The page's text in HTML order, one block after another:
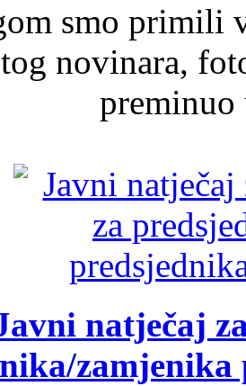
smo primili
novinara,
natječaj